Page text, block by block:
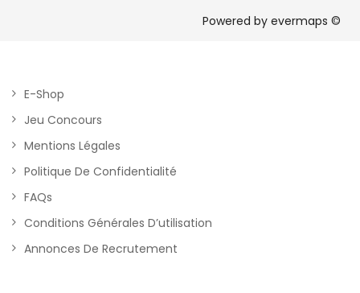
Powered by evermaps ©
E-Shop
Jeu Concours
Mentions Légales
Politique De Confidentialité
FAQs
Conditions Générales D’utilisation
Annonces De Recrutement